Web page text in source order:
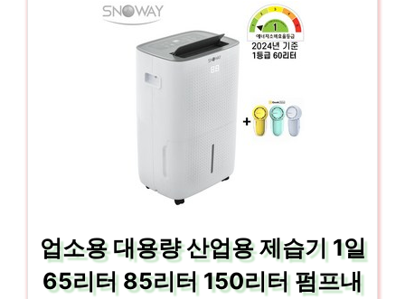
업소용 대용량 산업용 제습기 1일
65리터 85리터 150리터 펌프내